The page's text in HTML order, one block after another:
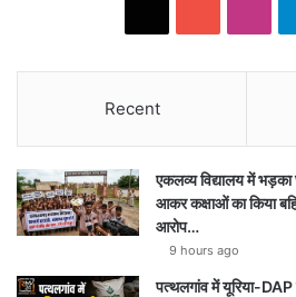
T
u
e
t
a
r
Recent
एकलव्य विद्यालय में
आकर कक्षाओं का किया
आरोप…
9 hours ago
पत्थलगांव में यूरिया-DAP